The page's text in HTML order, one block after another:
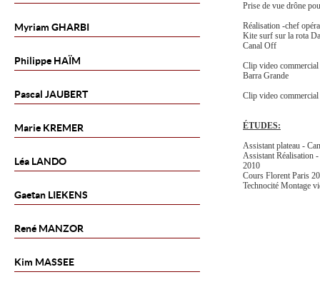
Myriam GHARBI
Philippe HAÏM
Pascal JAUBERT
Marie KREMER
Léa LANDO
Gaetan LIEKENS
René MANZOR
Kim MASSEE
Prise de vue drône
Réalisation -chef
Kite surf sur la rota
Canal Off
Clip video commercial
Barra Grande
Clip video
ÉTUDES:
Assistant plateau -
Assistant Réalisation
2010
Cours Florent Paris
Technocité Montage